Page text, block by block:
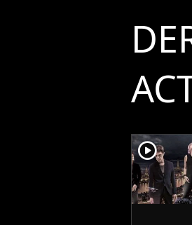
player2